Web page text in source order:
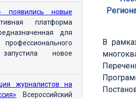
В
появились новые
платформа
для
новое
журналистов на
Всероссийский